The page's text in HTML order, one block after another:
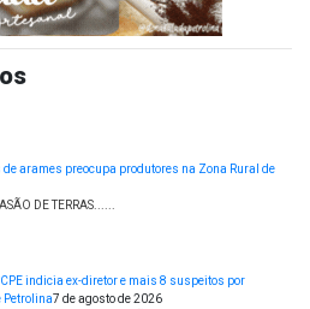
de arames preocupa produtores na Zona Rural de
DE TERRAS......
indicia ex-diretor e mais 8 suspeitos por
Petrolina7 de agosto de 2026